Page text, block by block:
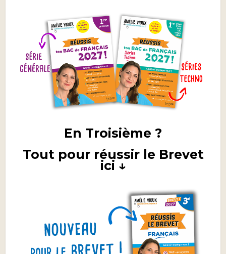
En Troisième ?
Tout pour réussir le Brevet
ici ↓